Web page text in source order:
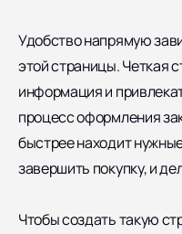
Удобство напрямую
этой страницы. Четкая
информация и
процесс оформления
быстрее находит
завершить покупку, и
Чтобы создать такую